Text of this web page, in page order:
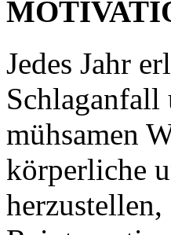
Jedes Jahr
Schlaganfall
mühsamen
körperliche